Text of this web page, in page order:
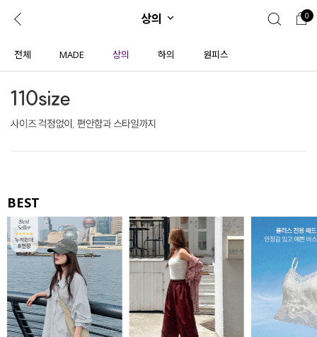
로그인 0
콘텐츠 리뷰 & 혜택
CATEGORY COMMUNITY
인플루언서 pick!
신상 5%
베스트
MADE
익스클루시브
아우터
티셔츠
니트
상의 0
전체 MADE 상의 하의 원피스
BEST